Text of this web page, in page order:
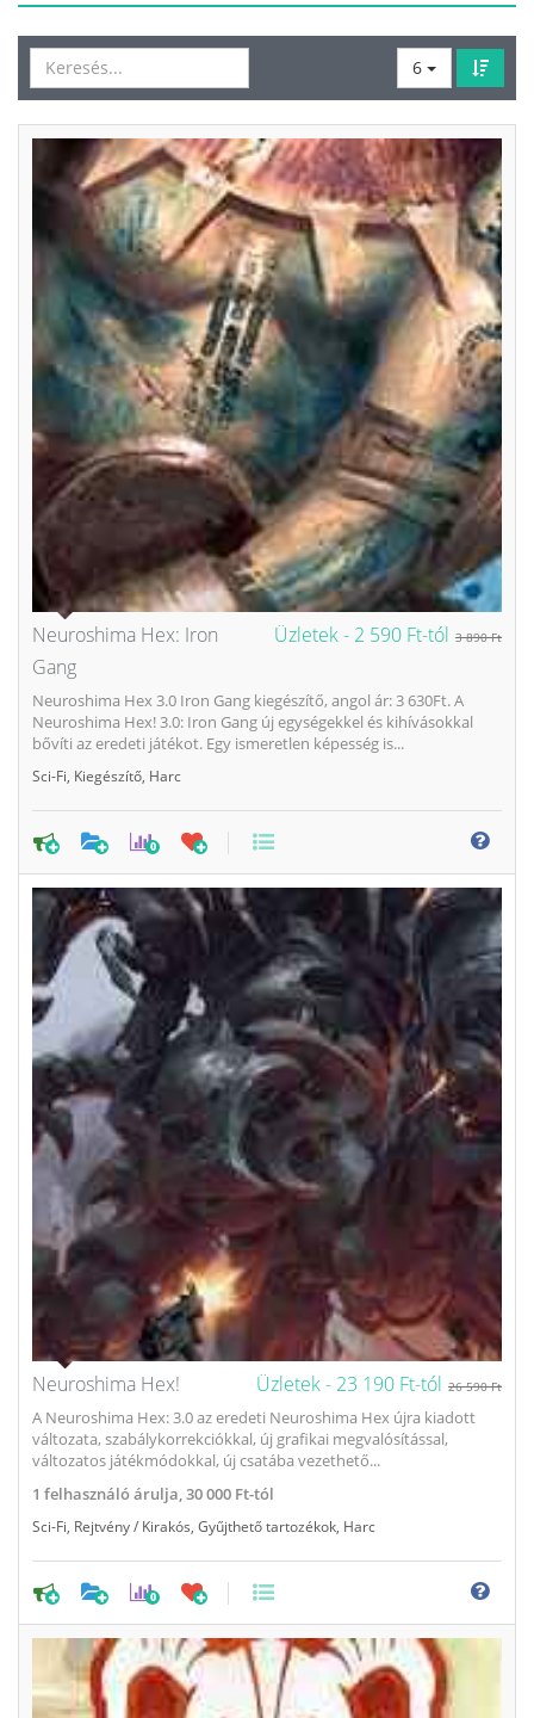
6
Üzletek - 2 590 Ft-tól 3 890 Ft
Neuroshima Hex: Iron
Gang
Neuroshima Hex 3.0 Iron Gang kiegészítő, angol ár: 3 630Ft. A
Neuroshima Hex! 3.0: Iron Gang új egységekkel és kihívásokkal
bővíti az eredeti játékot. Egy ismeretlen képesség is...
Sci-Fi Kiegészítő Harc
0
Üzletek - 23 190 Ft-tól 26 590 Ft
Neuroshima Hex!
A Neuroshima Hex: 3.0 az eredeti Neuroshima Hex újra kiadott
változata, szabálykorrekciókkal, új grafikai megvalósítással,
változatos játékmódokkal, új csatába vezethető...
1 felhasználó árulja,30 000 Ft-tól
Sci-Fi Rejtvény / Kirakós Gyűjthető tartozékok Harc
0